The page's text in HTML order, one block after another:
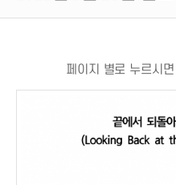
페이지 별로 누르시